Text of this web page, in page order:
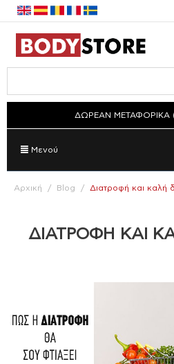
ΔΩΡΕΑΝ ΜΕΤΑΦΟΡΙΚΑ
Μενού
Αρχική / Blog / Διατροφή και καλή
ΔΙΑΤΡΟΦΉ ΚΑΙ